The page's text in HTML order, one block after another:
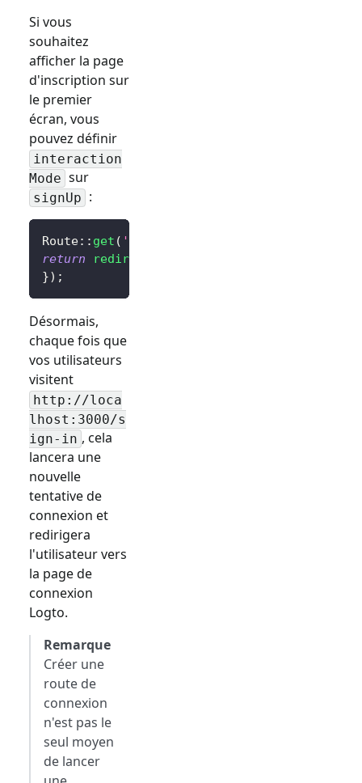
Si vous
souhaitez
afficher la page
d'inscription sur
le premier
écran, vous
pouvez définir
interaction
Mode sur
signUp :
Route:: get ( '/sign-in'
return
redirect
}) ;
Désormais,
chaque fois que
vos utilisateurs
visitent
http://loca
lhost:3000/s
ign-in , cela
lancera une
nouvelle
tentative de
connexion et
redirigera
l'utilisateur vers
la page de
connexion
Logto.
Remarque
Créer une
route de
connexion
n'est pas le
seul moyen
de lancer